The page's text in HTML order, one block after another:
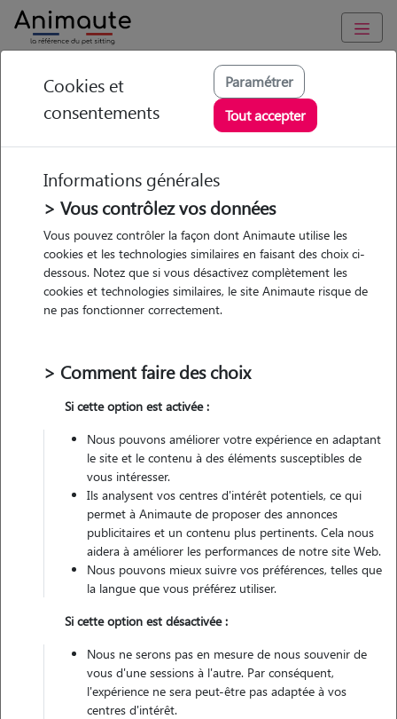
Animaute Occitanie Pyrénées-Orientales/Canet-en-Roussillon
Lisa - Petsitter à
Canet-en-Roussillon
• 24 ans
Non véhiculé
Contacter
L'envoi d'une demande est sans engagement
Cookies et
consentements
Paramétrer
Tout accepter
Informations générales
> Vous contrôlez vos données
Vous pouvez contrôler la façon dont Animaute utilise les
cookies et les technologies similaires en faisant des choix ci-
dessous. Notez que si vous désactivez complètement les
cookies et technologies similaires, le site Animaute risque de
ne pas fonctionner correctement.
> Comment faire des choix
Si cette option est activée :
Nous pouvons améliorer votre expérience en adaptant
le site et le contenu à des éléments susceptibles de
vous intéresser.
Ils analysent vos centres d'intérêt potentiels, ce qui
permet à Animaute de proposer des annonces
publicitaires et un contenu plus pertinents. Cela nous
aidera à améliorer les performances de notre site Web.
Nous pouvons mieux suivre vos préférences, telles que
la langue que vous préférez utiliser.
Si cette option est désactivée :
Nous ne serons pas en mesure de nous souvenir de
vous d'une sessions à l'autre. Par conséquent,
l'expérience ne sera peut-être pas adaptée à vos
centres d'intérêt.